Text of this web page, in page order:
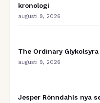
kronologi
augusti 9, 2026
The Ordinary
augusti 9, 2026
Jesper Rönndahls nya